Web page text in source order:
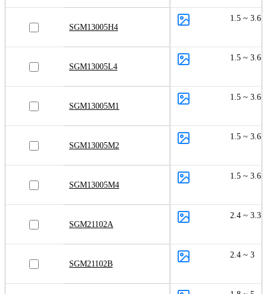
SGM13005H4
1.5 ~ 3.6
SGM13005L4
1.5 ~ 3.6
SGM13005M1
1.5 ~ 3.6
SGM13005M2
1.5 ~ 3.6
SGM13005M4
1.5 ~ 3.6
SGM21102A
2.4 ~ 3.3
SGM21102B
2.4 ~ 3